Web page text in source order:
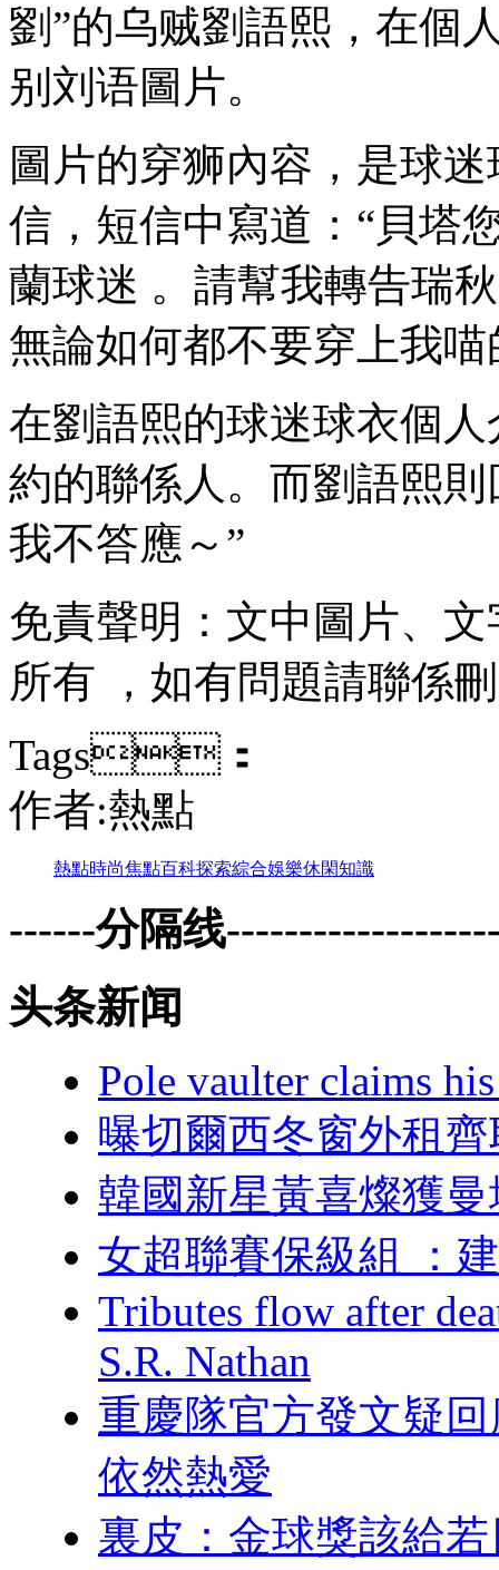
劉”的乌贼劉語熙 ，
别刘语圖片。
圖片的穿狮內容，是
信，短信中寫道：“貝
蘭球迷 。請幫我轉告瑞
無論如何都不要穿上我喵的
在劉語熙的球迷球衣個人
約的聯係人。而劉語熙則回複道
我不答應～”
免責聲明 ：文中圖片
所有 ，如有問題請聯係刪除
Tags：
作者:熱點
熱點時尚焦點百科探索綜合娛樂休閑知識
------分隔线
头条新闻
Pole vaulter claims
曝切爾西冬窗外租
韓國新星黃喜燦獲
女超聯賽保級組 ：
Tributes flow after
S.R. Nathan
重慶隊官方發文疑回應
依然熱愛
裏皮：金球獎該